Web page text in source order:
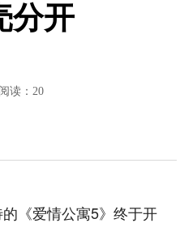
分开
阅读：20
《爱情公寓5》终于开